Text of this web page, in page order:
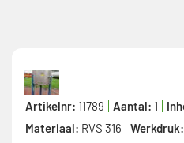
Artikelnr: 11789 Aantal: 1
Materiaal: RVS 316 Werkdruk: